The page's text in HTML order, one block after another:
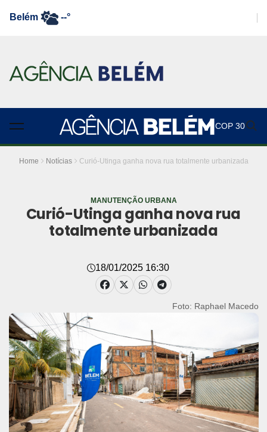
Belém --°
COP 30
Home Notícias Curió-Utinga ganha nova rua totalmente urbanizada
MANUTENÇÃO URBANA
Curió-Utinga ganha nova rua
totalmente urbanizada
18/01/2025 16:30
Foto: Raphael Macedo